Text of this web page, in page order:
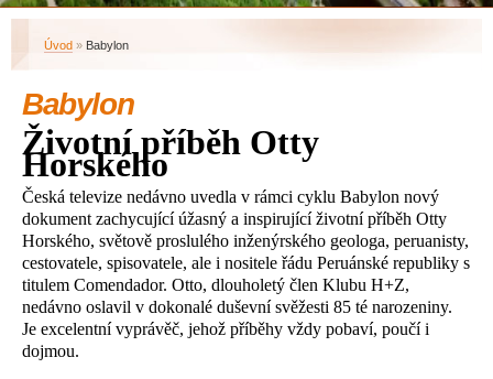
Úvod » Babylon
Babylon
Životní příběh Otty
Horského
Česká televize nedávno uvedla v rámci cyklu Babylon nový
dokument zachycující úžasný a inspirující životní příběh Otty
Horského, světově proslulého inženýrského geologa, peruanisty,
cestovatele, spisovatele, ale i nositele řádu Peruánské republiky s
titulem Comendador. Otto, dlouholetý člen Klubu H+Z,
nedávno oslavil v dokonalé duševní svěžesti 85 té narozeniny.
Je excelentní vyprávěč, jehož příběhy vždy pobaví, poučí i
dojmou.